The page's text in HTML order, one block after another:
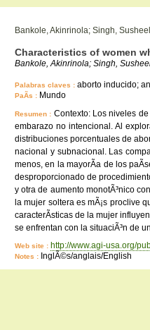
Bankole, Akinrinola; Singh,
Characteristics of women
Bankole, Akinrinola; Singh,
Palabras claves : aborto inducido;
PaÃ­s : Mundo
Resumen : Contexto: Los niveles
embarazo no intencional. Al
distribuciones porcentuales de
nacional y subnacional. Las
menos, en la mayorÃ­a de los
desproporcionado de
y otra de aumento monotÃ³nico
la mujer soltera es mÃ¡s proclive
caracterÃ­sticas de la mujer
se enfrentan con la situaciÃ³n de
Web site : http://www.agi-usa.org/
Notes : InglÃ©s/anglais/English